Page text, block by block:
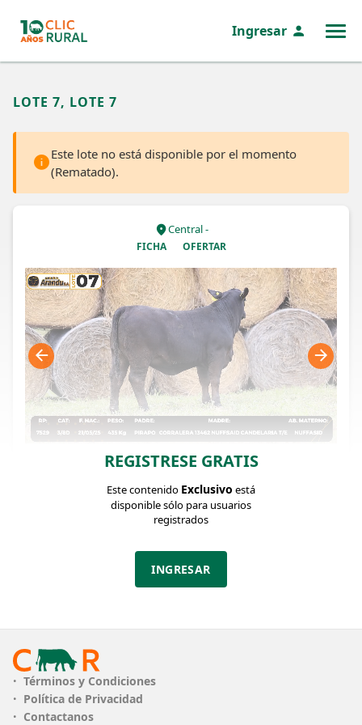
Ingresar
LOTE 7, LOTE 7
Este lote no está disponible por el momento
(Rematado).
FICHA OFERTAR
Central -
Identificador: #373717
Terneras
435Kg.
PLAZO 12 cuotas
RAZA
REGISTRESE GRATIS
Este contenido Exclusivo está
disponible sólo para usuarios
registrados
INGRESAR
Términos y Condiciones
Política de Privacidad
Contactanos